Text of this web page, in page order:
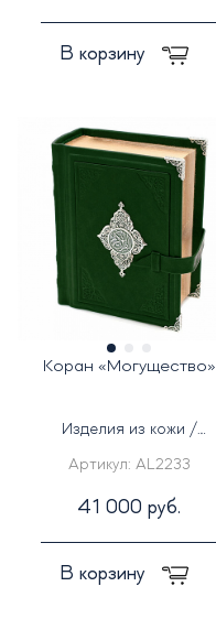
В корзину
Коран «Могущество»
Изделия из кожи /
Артикул: AL2233
41 000 руб.
В корзину